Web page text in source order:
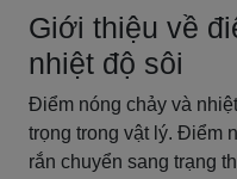
Giới thiệu về
nhiệt độ sôi
Điểm nóng chảy và
trọng trong vật lý. Điểm
rắn chuyển sang trạng